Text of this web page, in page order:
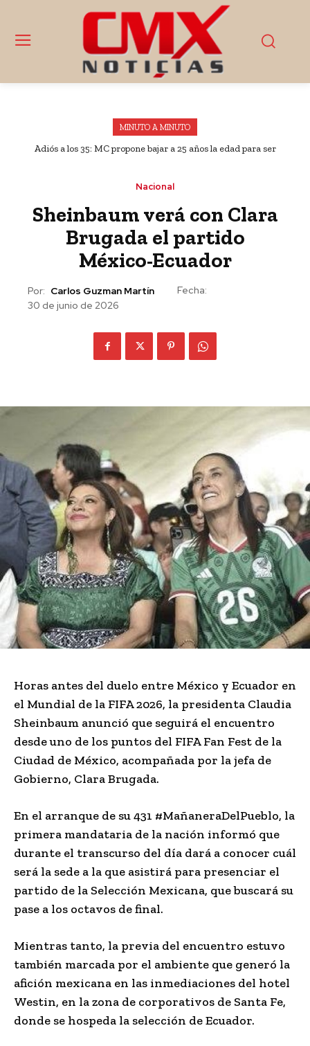
MINUTO A MINUTO
Adiós a los 35: MC propone bajar a 25 años la edad para ser
Nacional
Sheinbaum verá con Clara
Brugada el partido
México-Ecuador
Por: Carlos Guzman Martín
Fecha:
30 de junio de 2026
Horas antes del duelo entre México y Ecuador en
el Mundial de la FIFA 2026, la presidenta Claudia
Sheinbaum anunció que seguirá el encuentro
desde uno de los puntos del FIFA Fan Fest de la
Ciudad de México, acompañada por la jefa de
Gobierno, Clara Brugada.
En el arranque de su 431 #MañaneraDelPueblo, la
primera mandataria de la nación informó que
durante el transcurso del día dará a conocer cuál
será la sede a la que asistirá para presenciar el
partido de la Selección Mexicana, que buscará su
pase a los octavos de final.
Mientras tanto, la previa del encuentro estuvo
también marcada por el ambiente que generó la
afición mexicana en las inmediaciones del hotel
Westin, en la zona de corporativos de Santa Fe,
donde se hospeda la selección de Ecuador.